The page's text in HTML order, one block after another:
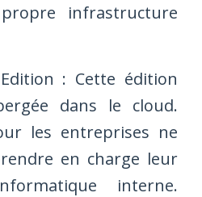
infrastructure
Edition : Cette édition
dans le cloud.
les entreprises ne
en charge leur
interne.